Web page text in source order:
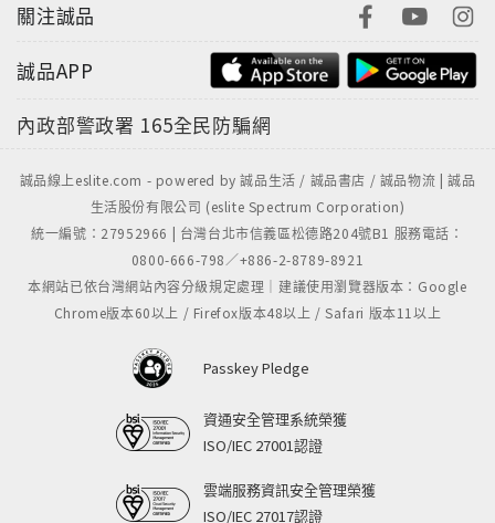
論如何都無法與AI的效率和成本相比，必然會被機器所
如果不想成為「無用」的人，唯有從現在開始，找到自
格、素養上，都更加全面的人。AI來了，有思想的人
於思想。
關注誠品
誠品APP
內政部警政署 165全民防騙網
誠品線上eslite.com - powered by 誠品生活 / 誠品書店 / 誠品物流 | 誠品
生活股份有限公司 (eslite Spectrum Corporation)
統一編號：27952966 | 台灣台北市信義區松德路204號B1 服務電話：
0800-666-798／+886-2-8789-8921
本網站已依台灣網站內容分級規定處理｜建議使用瀏覽器版本：Google
Chrome版本60以上 / Firefox版本48以上 / Safari 版本11以上
Passkey Pledge
資通安全管理系統榮獲
ISO/IEC 27001認證
雲端服務資訊安全管理榮獲
ISO/IEC 27017認證